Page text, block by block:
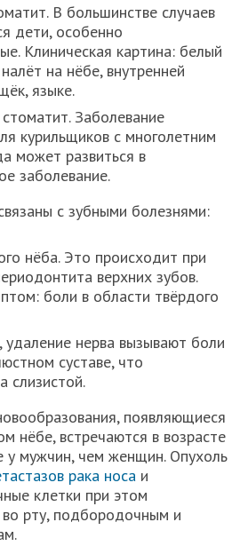
В большинстве случаев
дети, особенно
Клиническая картина: белый
на нёбе, внутренней
языке.
Заболевание
курильщиков с многолетним
может развиться в
заболевание.
с зубными болезнями:
нёба. Это происходит при
верхних зубов.
боли в области твёрдого
удаление нерва вызывают боли
суставе, что
слизистой.
появляющиеся
нёбе, встречаются в возрасте
у мужчин, чем женщин. Опухоль
рака носа и
клетки при этом
во рту, подбородочным и